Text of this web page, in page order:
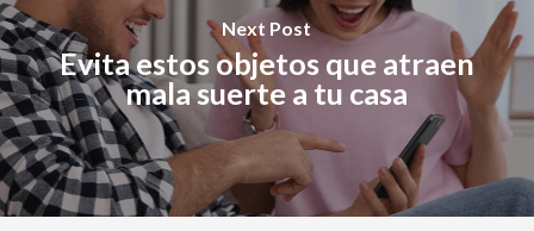
Next Post
Evita estos objetos que atraen
mala suerte a tu casa